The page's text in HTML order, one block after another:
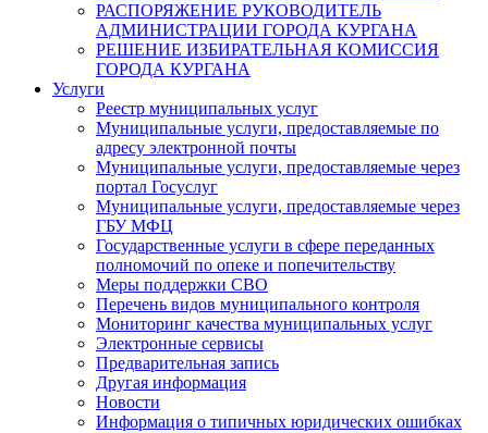
РАСПОРЯЖЕНИЕ РУКОВОДИТЕЛЬ
АДМИНИСТРАЦИИ ГОРОДА КУРГАНА
РЕШЕНИЕ ИЗБИРАТЕЛЬНАЯ КОМИССИЯ
ГОРОДА КУРГАНА
Услуги
Реестр муниципальных услуг
Муниципальные услуги, предоставляемые по
адресу электронной почты
Муниципальные услуги, предоставляемые через
портал Госуслуг
Муниципальные услуги, предоставляемые через
ГБУ МФЦ
Государственные услуги в сфере переданных
полномочий по опеке и попечительству
Меры поддержки СВО
Перечень видов муниципального контроля
Мониторинг качества муниципальных услуг
Электронные сервисы
Предварительная запись
Другая информация
Новости
Информация о типичных юридических ошибках